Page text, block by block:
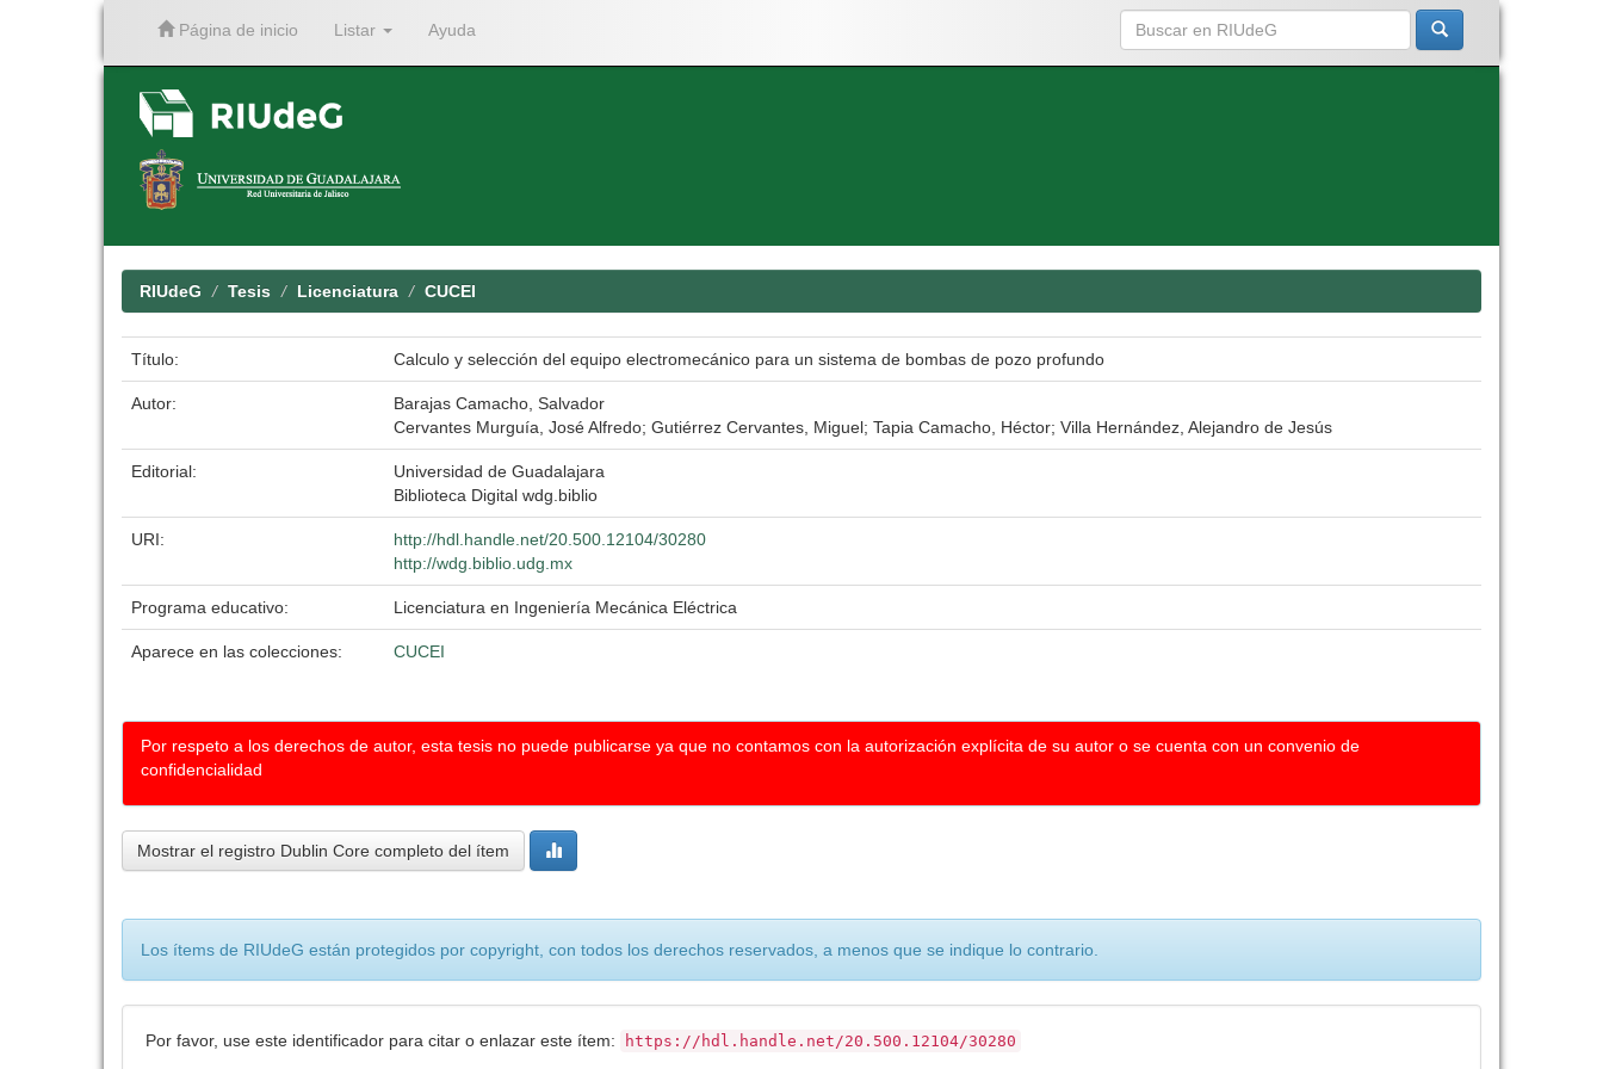
Página de inicio Listar Ayuda
RIUdeG Tesis Licenciatura CUCEI
Título: Calculo y selección del equipo electromecánico para un sistema de bombas de pozo profundo
Autor:
Barajas Camacho, Salvador
Cervantes Murguía, José Alfredo; Gutiérrez Cervantes, Miguel; Tapia Camacho, Héctor; Villa Hernández, Alejandro de Jesús
Editorial:
Universidad de Guadalajara
Biblioteca Digital wdg.biblio
URI:
http://hdl.handle.net/20.500.12104/30280
http://wdg.biblio.udg.mx
Programa educativo: Licenciatura en Ingeniería Mecánica Eléctrica
Aparece en las colecciones: CUCEI
Por respeto a los derechos de autor, esta tesis no puede publicarse ya que no contamos con la autorización explícita de su autor o se cuenta con un convenio de
confidencialidad
Mostrar el registro Dublin Core completo del ítem
Los ítems de RIUdeG están protegidos por copyright, con todos los derechos reservados, a menos que se indique lo contrario.
Por favor, use este identificador para citar o enlazar este ítem: https://hdl.handle.net/20.500.12104/30280